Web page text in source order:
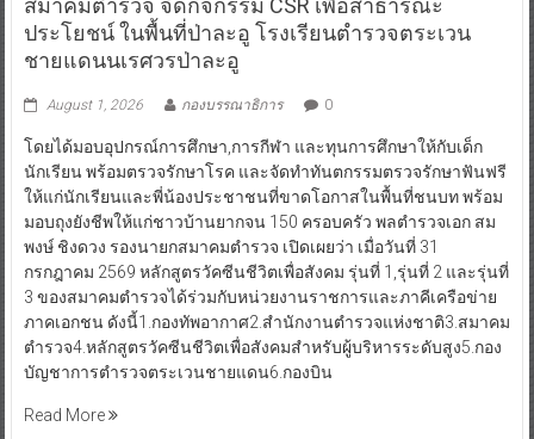
สมาคมตำรวจ จัดกิจกรรม CSR เพื่อสาธารณะ
ประโยชน์ ในพื้นที่ป่าละอู โรงเรียนตำรวจตระเวน
ชายแดนนเรศวรป่าละอู
August 1, 2026 กองบรรณาธิการ 0
โดยได้มอบอุปกรณ์การศึกษา,การกีฬา และทุนการศึกษาให้กับเด็ก
นักเรียน พร้อมตรวจรักษาโรค และจัดทำทันตกรรมตรวจรักษาฟันฟรี
ให้แก่นักเรียนและพี่น้องประชาชนที่ขาดโอกาสในพื้นที่ชนบท พร้อม
มอบถุงยังชีพให้แก่ชาวบ้านยากจน 150 ครอบครัว พลตำรวจเอก สม
พงษ์ ชิงดวง รองนายกสมาคมตำรวจ เปิดเผยว่า เมื่อวันที่ 31
กรกฎาคม 2569 หลักสูตรวัคซีนชีวิตเพื่อสังคม รุ่นที่ 1,รุ่นที่ 2 และรุ่นที่
3 ของสมาคมตำรวจได้ร่วมกับหน่วยงานราชการและภาคีเครือข่าย
ภาคเอกชน ดังนี้1.กองทัพอากาศ2.สำนักงานตำรวจแห่งชาติ3.สมาคม
ตำรวจ4.หลักสูตรวัคซีนชีวิตเพื่อสังคมสำหรับผู้บริหารระดับสูง5.กอง
บัญชาการตำรวจตระเวนชายแดน6.กองบิน
Read More